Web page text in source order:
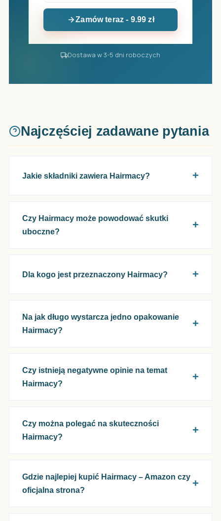
Zamów teraz - 9.99 zł
Dostawa w 3-5 dni roboczych
Najczęściej zadawane pytania
Jakie składniki zawiera Hairmacy?
Czy Hairmacy może powodować skutki
uboczne?
Dla kogo jest przeznaczony Hairmacy?
Na jak długo wystarcza jedno opakowanie
Hairmacy?
Czy istnieją negatywne opinie na temat
Hairmacy?
Czy można polegać na skuteczności
Hairmacy?
Gdzie najlepiej kupić Hairmacy – Amazon czy
oficjalna strona?